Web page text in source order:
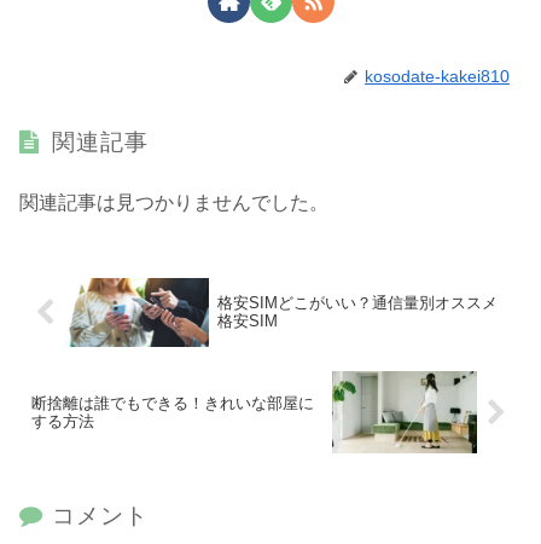
kosodate-kakei810
関連記事
関連記事は見つかりませんでした。
格安SIMどこがいい？通信量別オススメ
格安SIM
断捨離は誰でもできる！きれいな部屋に
する方法
コメント